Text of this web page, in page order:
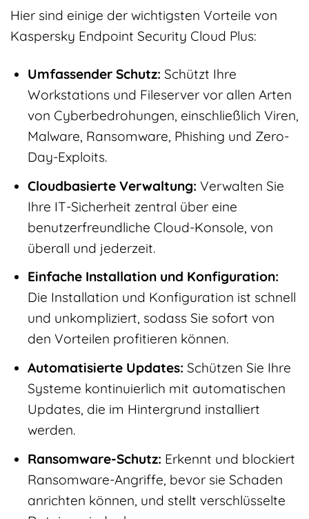
Hier sind einige der wichtigsten Vorteile von
Kaspersky Endpoint Security Cloud Plus:
Umfassender Schutz: Schützt Ihre
Workstations und Fileserver vor allen Arten
von Cyberbedrohungen, einschließlich Viren,
Malware, Ransomware, Phishing und Zero-
Day-Exploits.
Cloudbasierte Verwaltung: Verwalten Sie
Ihre IT-Sicherheit zentral über eine
benutzerfreundliche Cloud-Konsole, von
überall und jederzeit.
Einfache Installation und Konfiguration:
Die Installation und Konfiguration ist schnell
und unkompliziert, sodass Sie sofort von
den Vorteilen profitieren können.
Automatisierte Updates: Schützen Sie Ihre
Systeme kontinuierlich mit automatischen
Updates, die im Hintergrund installiert
werden.
Ransomware-Schutz: Erkennt und blockiert
Ransomware-Angriffe, bevor sie Schaden
anrichten können, und stellt verschlüsselte